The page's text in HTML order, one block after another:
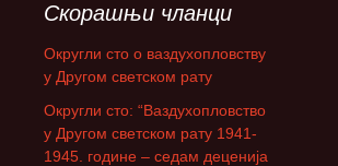
а
г
а
:
Скорашњи чланци
Округли сто о ваздухопловству
у Другом светском рату
Округли сто: “Ваздухопловство
у Другом светском рату 1941-
1945. године – седам деценија